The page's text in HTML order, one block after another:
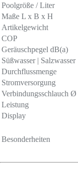
Poolgröße / Liter
Maße L x B x H
Artikelgewicht
COP
Geräuschpegel dB(a)
Süß­was­ser | Salz­was­ser
Durch­fluss­men­ge
Stromversorgung
Ver­bin­dungsschlauch Ø
Leistung
Display
Besonderheiten